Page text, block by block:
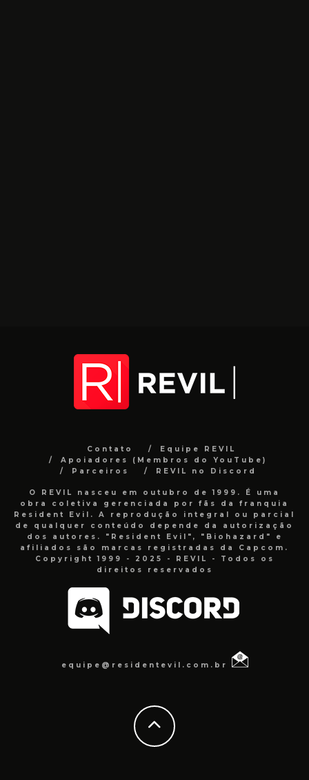
Contato
Equipe REVIL
Apoiadores (Membros do YouTube)
Parceiros
REVIL no Discord
O REVIL nasceu em outubro de 1999. É uma
obra coletiva gerenciada por fãs da franquia
Resident Evil. A reprodução integral ou parcial
de qualquer conteúdo depende da autorização
dos autores. "Resident Evil", "Biohazard" e
afiliados são marcas registradas da Capcom.
Copyright 1999 - 2025 - REVIL - Todos os
direitos reservados
equipe@residentevil.com.br